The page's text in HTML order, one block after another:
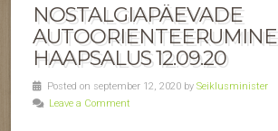
NOSTALGIAPÄEVADE
AUTOORIENTEERUMINE
HAAPSALUS 12.09.20
Posted on september 12, 2020 by Seiklusminister
Leave a Comment